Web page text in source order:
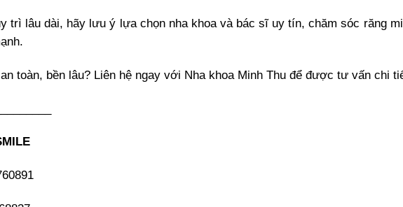
trì lâu dài, hãy lưu ý lựa chọn nha khoa và bác sĩ uy tín, chăm sóc răng
toàn, bền lâu? Liên hệ ngay với Nha khoa Minh Thu để được tư vấn chi